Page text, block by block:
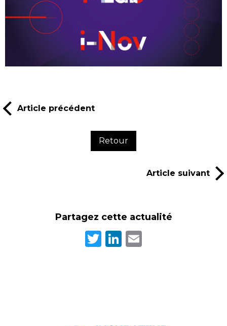
Article précédent
Retour
Article suivant
Partagez cette actualité
Twitter
LinkedIn